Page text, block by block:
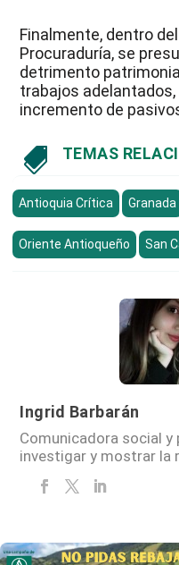
Finalmente, dentro
Procuraduría, se
detrimento
trabajos
incremento de
 TEMAS
Antioquia Crítica Granada
Oriente Antioqueño San
Ingrid Barbarán
Comunicadora social
investigar y mostrar la